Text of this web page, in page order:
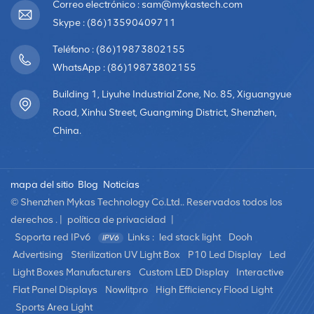
luz, que es delgada, transparente y juega transparente
yimágenes brillantes. Se utiliza principalmente en muros
escénicas,grandes centros comerciales y otros
campos. pantalla LED de alquilerLa pantalla LED de
instalar repetidamente.El cuerpo de la pantalla es liviano
y delgado, lo que ahorra espacio. Se puede ensamblar
en cualquier dirección y tamaño para presentar
alquiler es adecuada para varios parques temáticos,
bares, auditorios, grandes teatros, fiestas,construcción
de muros cortina, etc. Pantalla LED creativa de forma
especialLas pantallas LED creativas con formas
especiales son módulos fabricados en varias formas
personalizadas y luego ensamblados en
diferentesformas. Las pantallas LED creativas con formas
especiales tienen formas únicas, un gran poder de
representación y un fuerte sentido del diseño artístico.que
Correo electrónico : sam@mykastech.com
Skype : (86)13590409711
Teléfono : (86)19873802155
WhatsApp : (86)19873802155
Building 1, Liyuhe Industrial Zone, No. 85, Xiguangyue
Road, Xinhu Street, Guangming District, Shenzhen,
China.
mapa del sitio Blog Noticias
© Shenzhen Mykas Technology Co.Ltd.. Reservados todos los
derechos . |
política de privacidad
Soporta red IPv6
Links : led stack light
Dooh
Advertising
Sterilization UV Light Box P10 Led Display
Led
Light Boxes Manufacturers
Custom LED Display
Interactive
Flat Panel Displays
Nowlitpro
High Efficiency Flood Light
Sports Area Light